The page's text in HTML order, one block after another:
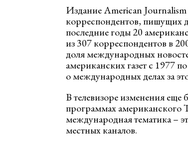
Издание American
корреспондентов, пишущих
последние годы 20
из 307 корреспондентов в
доля международных
американских газет с 1977
о международных делах за
В телевизоре изменения еще
программах
международная тематика –
местных каналов.